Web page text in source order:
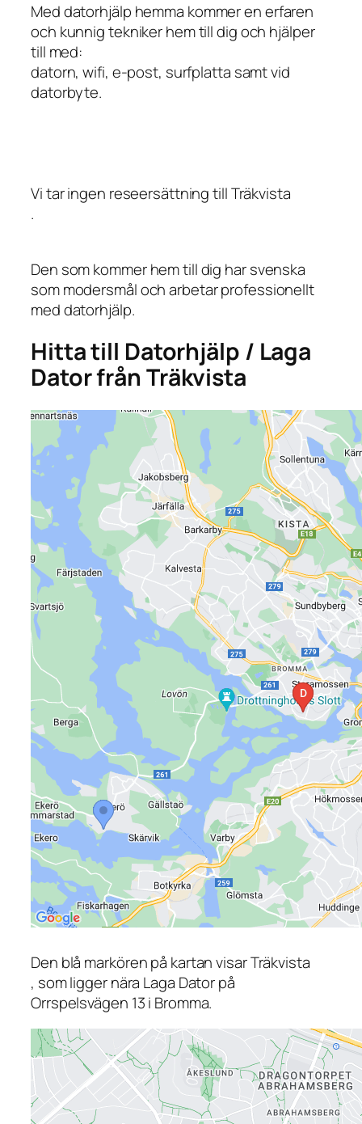
Med datorhjälp hemma kommer en erfaren
och kunnig tekniker hem till dig och hjälper
till med:
datorn, wifi, e-post, surfplatta samt vid
datorbyte.
Vi tar ingen reseersättning till Träkvista
.
Den som kommer hem till dig har svenska
som modersmål och arbetar professionellt
med datorhjälp.
Hitta till Datorhjälp / Laga
Dator från Träkvista
Den blå markören på kartan visar Träkvista
, som ligger nära Laga Dator på
Orrspelsvägen 13 i Bromma.